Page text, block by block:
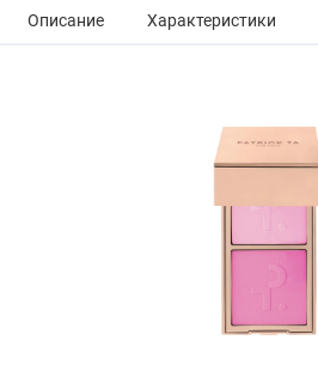
Описание Характеристики